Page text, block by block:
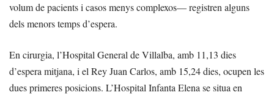
volum de pacients i casos menys complexos— registren alguns
dels menors temps d’espera.
En cirurgia, l’Hospital General de Villalba, amb 11,13 dies
d’espera mitjana, i el Rey Juan Carlos, amb 15,24 dies, ocupen les
dues primeres posicions. L’Hospital Infanta Elena se situa en